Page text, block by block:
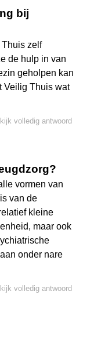
bij
zelf
de hulp in van
geholpen kan
Veilig Thuis wat
volledig antwoord
vormen van
van de
kleine
maar ook
onder nare
volledig antwoord